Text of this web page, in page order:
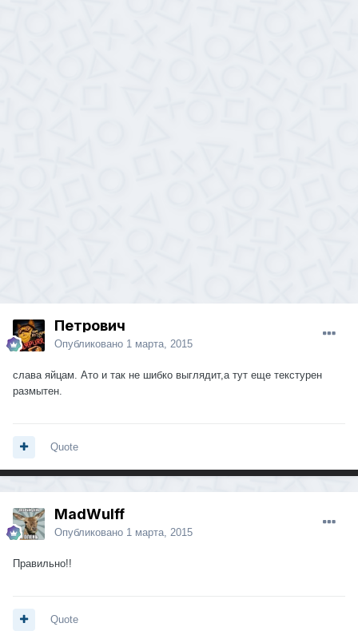
Петрович
Опубликовано 1 марта, 2015
слава яйцам. Ато и так не шибко выглядит,а тут еще текстурен
размытен.
Quote
MadWulff
Опубликовано 1 марта, 2015
Правильно!!
Quote